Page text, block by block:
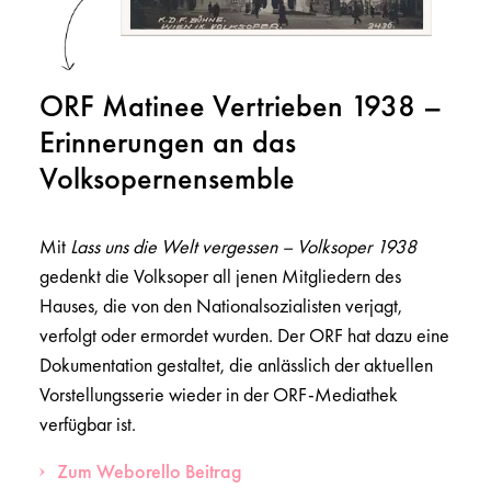
ORF Matinee Vertrieben 1938 –
Erinnerungen an das
Volksopernensemble
Mit Lass uns die Welt vergessen – Volksoper 1938
gedenkt die Volksoper all jenen Mitgliedern des
Hauses, die von den Nationalsozialisten verjagt,
verfolgt oder ermordet wurden. Der ORF hat dazu eine
Dokumentation gestaltet, die anlässlich der aktuellen
Vorstellungsserie wieder in der ORF-Mediathek
verfügbar ist.
Zum Weborello Beitrag